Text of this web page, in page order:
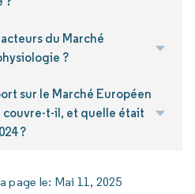
du Marché
?
sur le Marché Européen
t-il, et quelle était
?
page le: Mai 11, 2025